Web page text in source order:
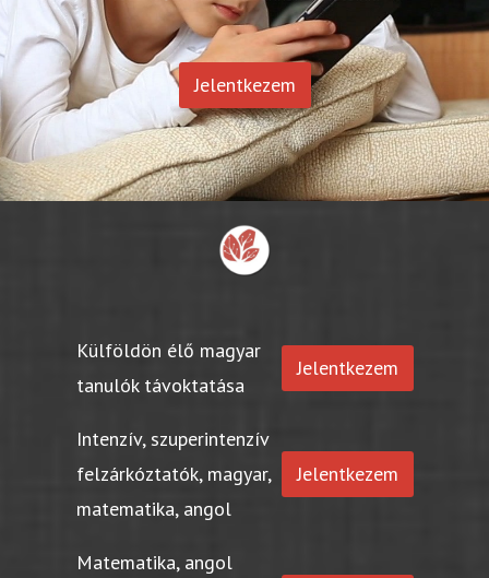
Jelentkezem
Külföldön élő magyar
tanulók távoktatása
Jelentkezem
Intenzív, szuperintenzív
felzárkóztatók, magyar,
matematika, angol
Jelentkezem
Matematika, angol